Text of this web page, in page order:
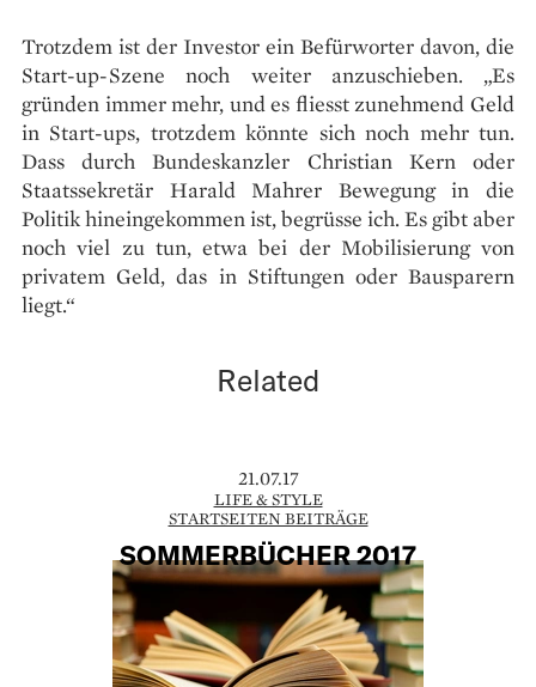
Trotzdem ist der Investor ein Befürworter davon, die
Start-up-Szene noch weiter anzuschieben. „Es
gründen immer mehr, und es fliesst zunehmend Geld
in Start-ups, trotzdem könnte sich noch mehr tun.
Dass durch Bundeskanzler Christian Kern oder
Staatssekretär Harald Mahrer Bewegung in die
Politik hineingekommen ist, begrüsse ich. Es gibt aber
noch viel zu tun, etwa bei der Mobilisierung von
privatem Geld, das in Stiftungen oder Bausparern
liegt.“
Related
21.07.17
LIFE & STYLE
STARTSEITEN BEITRÄGE
SOMMERBÜCHER 2017